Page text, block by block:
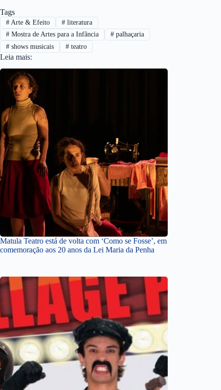
Tags
#Arte & Efeito #literatura
#Mostra de Artes para a Infância #palhaçaria
#shows musicais #teatro
Leia mais:
Matula Teatro está de volta com ‘Como se Fosse’, em
comemoração aos 20 anos da Lei Maria da Penha